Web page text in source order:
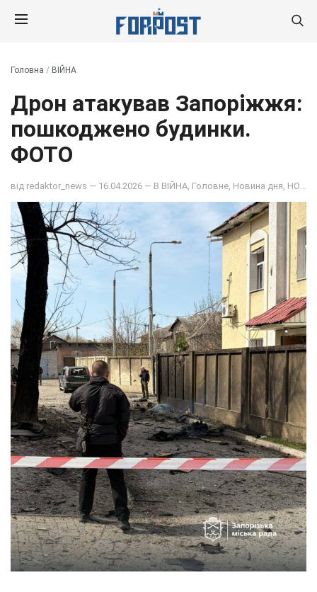
Головна / ВІЙНА
Дрон атакував Запоріжжя:
пошкоджено будинки.
ФОТО
від redaktor_news — 16.04.2026 — В ВІЙНА Головне Новина дня НОВИНИ